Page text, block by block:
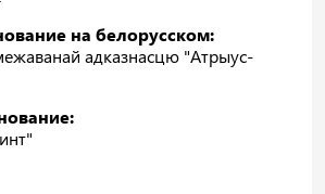
на белорусском:
адказнасцю "Атрыус-